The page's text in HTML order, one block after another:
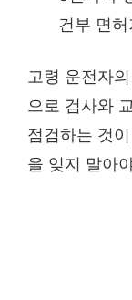
건부 면
고령 운전자
으로 검사와
점검하는 것이
을 잊지 말아